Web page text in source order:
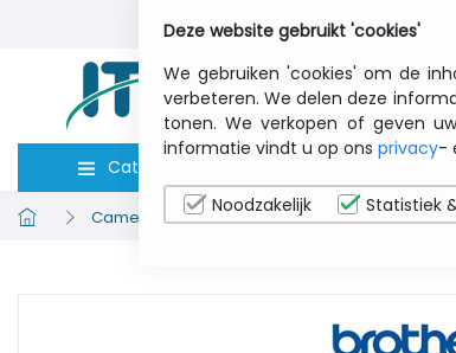
Categorieën
Cameratassen BROTHER PALP006 PA-LP-
Deze website gebruikt 'cookies'
We gebruiken 'cookies' om de
verbeteren. We delen deze
tonen. We verkopen of geven
informatie vindt u op ons privacy-
Noodzakelijk Statistiek